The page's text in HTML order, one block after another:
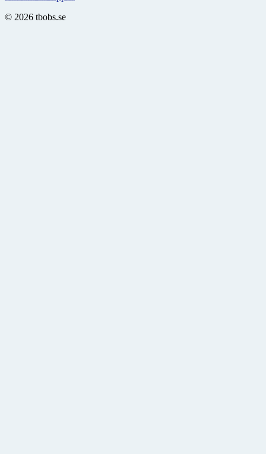
© 2026 tbobs.se